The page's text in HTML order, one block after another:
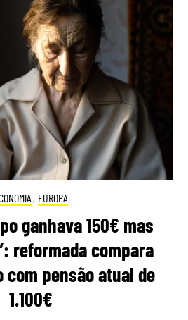
, EUROPA
ganhava 150€ mas
reformada compara
pensão atual de
1.100€